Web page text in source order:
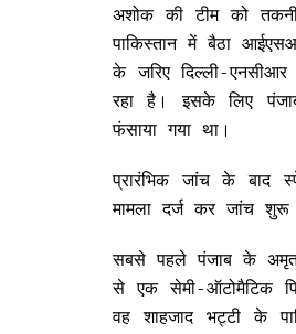
अशोक की टीम को
पाकिस्तान में बैठा
के जरिए दिल्ली-
रहा है। इसके लिए
फंसाया गया था।
प्रारंभिक जांच के बाद
मामला दर्ज कर जांच
सबसे पहले पंजाब के
से एक सेमी-ऑटोमैटिक
वह शाहजाद भट्टी के